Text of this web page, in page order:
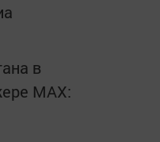
в
MАХ: